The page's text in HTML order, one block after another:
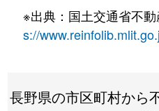
※出典：国土交通省不
s://
長野県の市区町村から